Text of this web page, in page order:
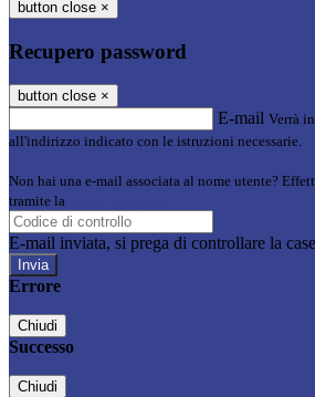
button close ×
Recupero password
button close ×
E-mail Verrà
all'indirizzo indicato con le istruzioni necessarie.
Non hai una e-mail associata al nome utente?
tramite la
E-mail inviata, si prega di controllare la
Errore
Chiudi
Successo
Chiudi